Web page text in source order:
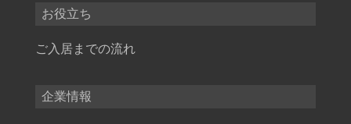
お役立ち
ご入居までの流れ
企業情報